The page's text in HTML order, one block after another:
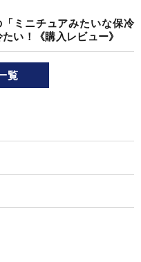
ミニチュアみたいな保冷
い！《購入レビュー》
覧